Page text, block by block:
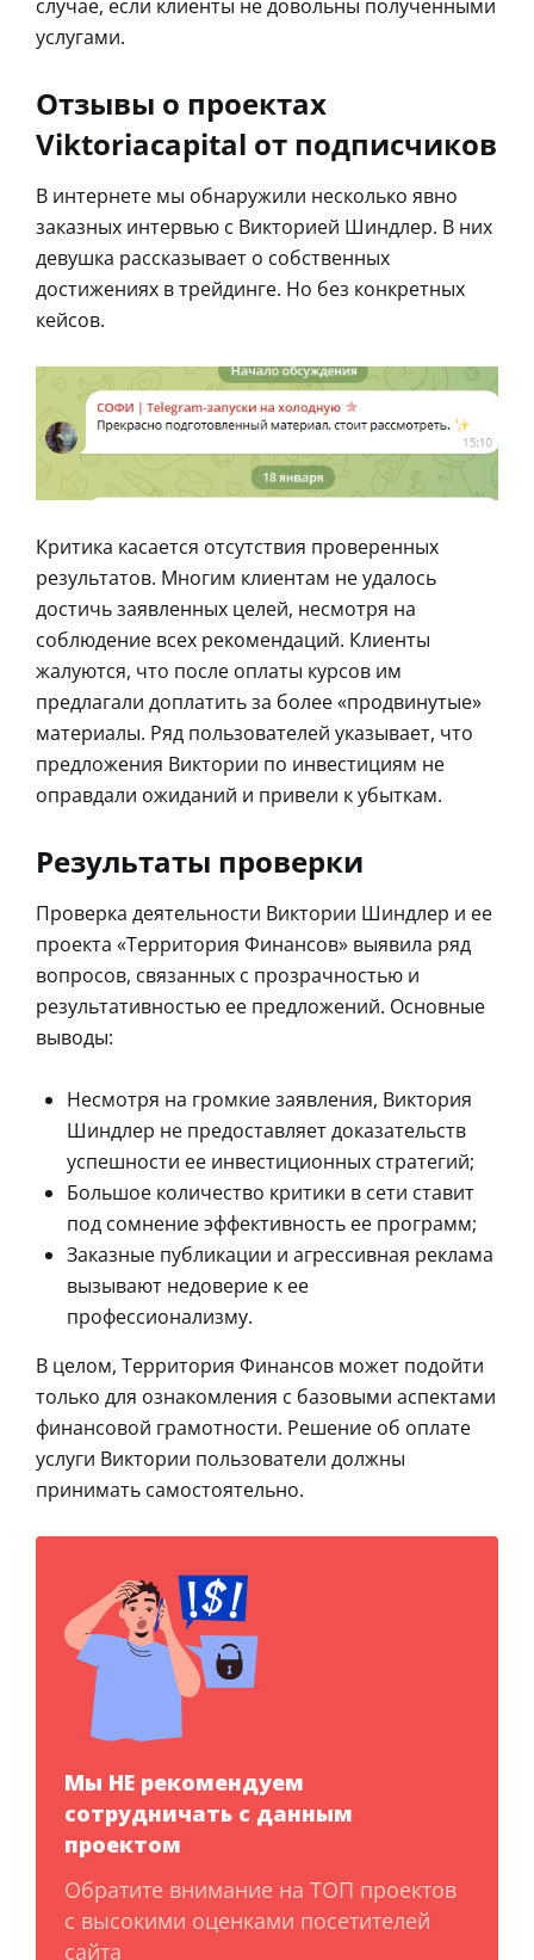
случае, если клиенты не довольны полученными
услугами.
Отзывы о проектах
Viktoriacapital от подписчиков
В интернете мы обнаружили несколько явно
заказных интервью с Викторией Шиндлер. В них
девушка рассказывает о собственных
достижениях в трейдинге. Но без конкретных
кейсов.
Критика касается отсутствия проверенных
результатов. Многим клиентам не удалось
достичь заявленных целей, несмотря на
соблюдение всех рекомендаций. Клиенты
жалуются, что после оплаты курсов им
предлагали доплатить за более «продвинутые»
материалы. Ряд пользователей указывает, что
предложения Виктории по инвестициям не
оправдали ожиданий и привели к убыткам.
Результаты проверки
Проверка деятельности Виктории Шиндлер и ее
проекта «Территория Финансов» выявила ряд
вопросов, связанных с прозрачностью и
результативностью ее предложений. Основные
выводы:
Несмотря на громкие заявления, Виктория
Шиндлер не предоставляет доказательств
успешности ее инвестиционных стратегий;
Большое количество критики в сети ставит
под сомнение эффективность ее программ;
Заказные публикации и агрессивная реклама
вызывают недоверие к ее
профессионализму.
В целом, Территория Финансов может подойти
только для ознакомления с базовыми аспектами
финансовой грамотности. Решение об оплате
услуги Виктории пользователи должны
принимать самостоятельно.
Мы НЕ рекомендуем
сотрудничать с данным
проектом
Обратите внимание на ТОП проектов
с высокими оценками посетителей
сайта